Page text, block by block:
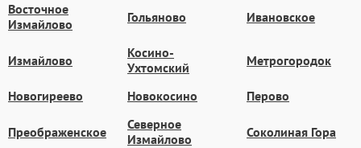
Восточное
Измайлово
Гольяново Ивановское
Измайлово
Косино-
Ухтомский
Метрогородок
Новогиреево Новокосино Перово
Преображенское
Северное
Измайлово
Соколиная Гора